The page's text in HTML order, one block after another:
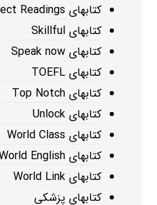
کتابهای Select Readings
کتابهای Skillful
کتابهای Speak now
کتابهای TOEFL
کتابهای Top Notch
کتابهای Unlock
کتابهای World Class
کتابهای World English
کتابهای World Link
کتابهای پزشکی